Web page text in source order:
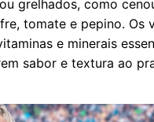
grelhados, como
tomate e pepino. Os
e minerais
sabor e textura ao